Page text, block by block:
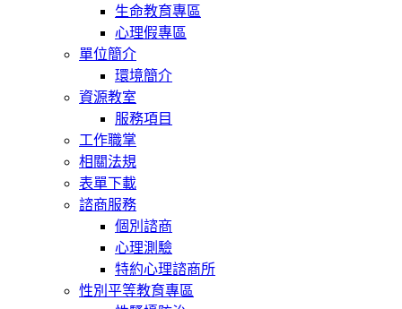
生命教育專區
心理假專區
單位簡介
環境簡介
資源教室
服務項目
工作職掌
相關法規
表單下載
諮商服務
個別諮商
心理測驗
特約心理諮商所
性別平等教育專區